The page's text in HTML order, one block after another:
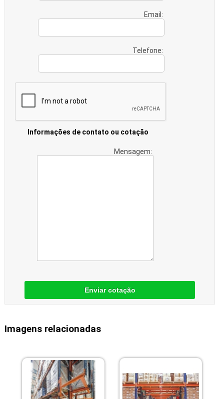
Email:
Telefone:
Informações de contato ou cotação
Mensagem:
Enviar cotação
Imagens relacionadas